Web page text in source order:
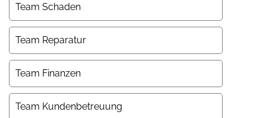
Team Schaden
Team Reparatur
Team Finanzen
Team Kundenbetreuung